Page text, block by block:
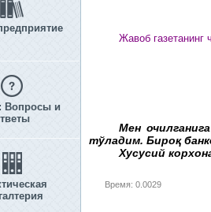
Вопросы и
Жавоб газетанинг
Мен
тўладим. Бироқ
Хусусий
Время: 0.0029